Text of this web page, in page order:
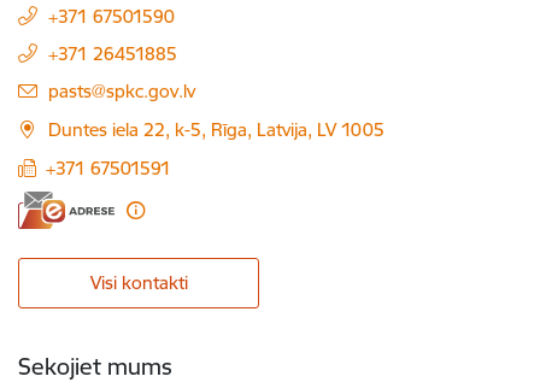
+371 67501590
+371 26451885
E-pasts:
pasts@spkc.gov.lv
Duntes iela 22, k-5, Rīga, Latvija, LV 1005
+371 67501591
Visi kontakti
Sekojiet mums